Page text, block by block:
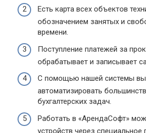
Есть карта всех объектов
обозначением занятых и
времени.
Поступление платежей за
обрабатывает и записывает
С помощью нашей системы
автоматизировать
бухгалтерских задач.
Работать в «АрендаСофт»
устройств через специальное